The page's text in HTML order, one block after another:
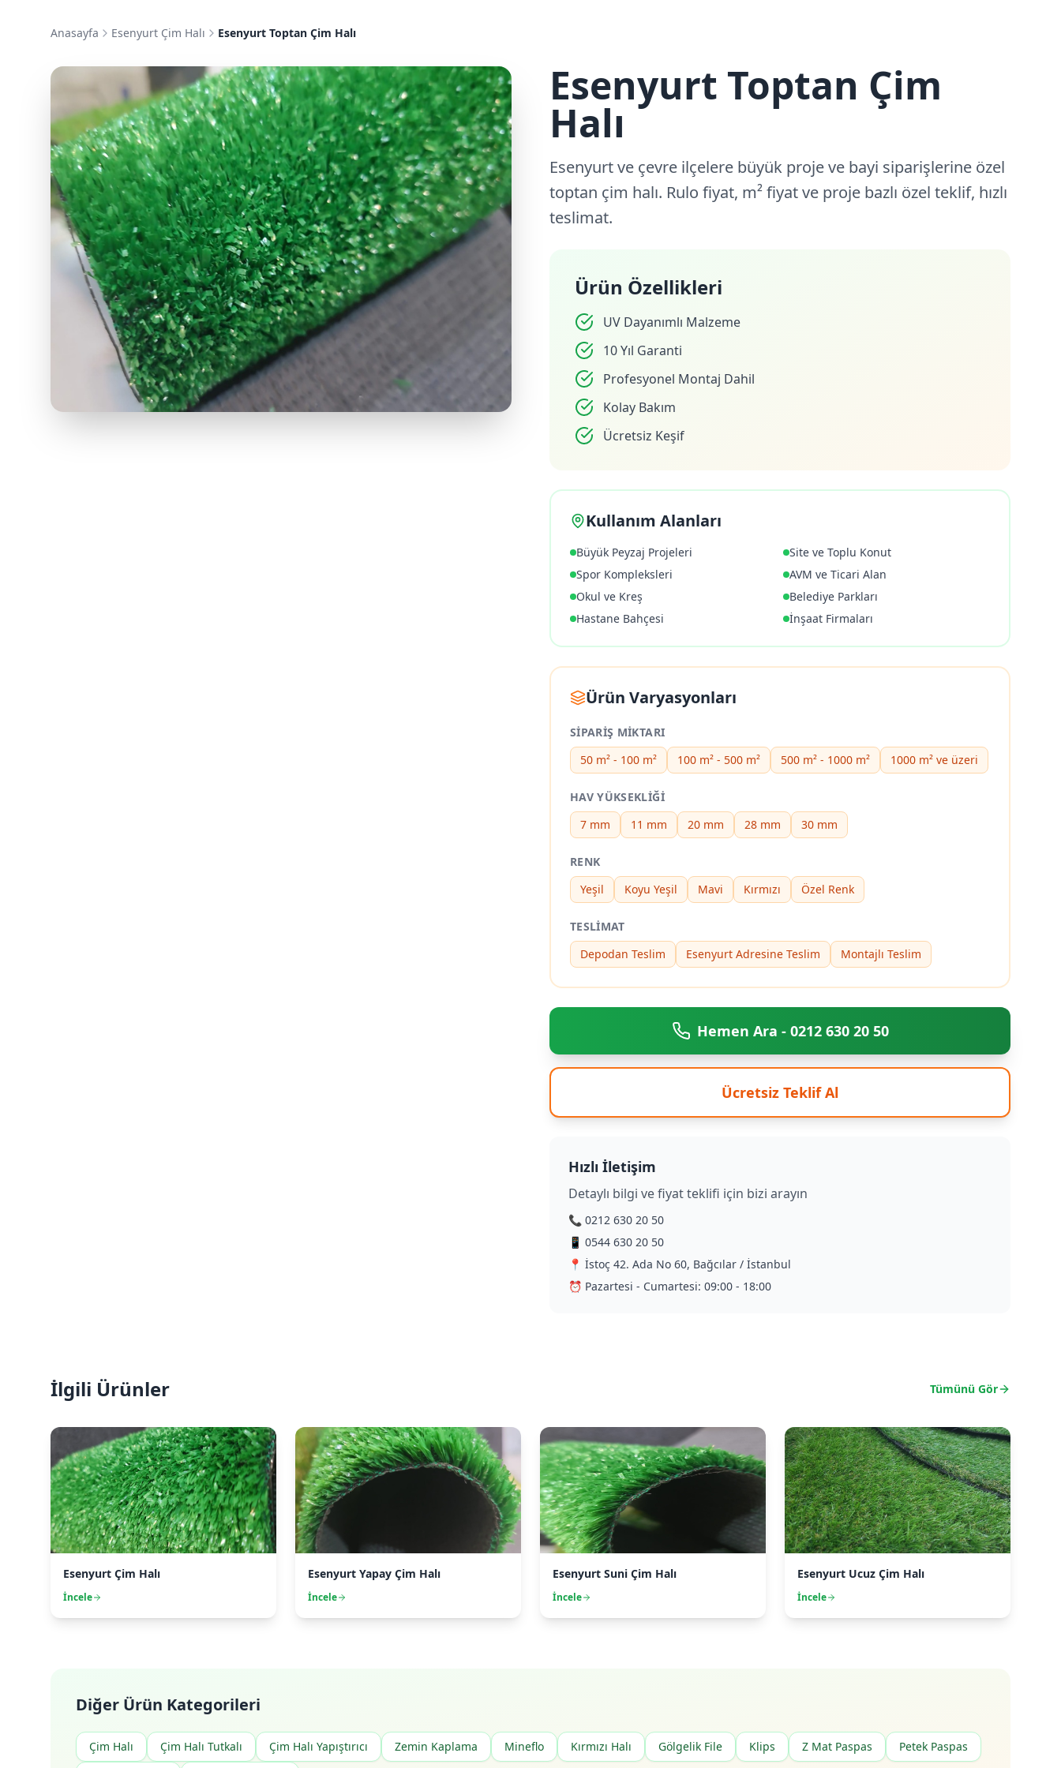
Anasayfa Esenyurt Çim Halı Esenyurt Toptan Çim Halı
Esenyurt Toptan Çim
Halı
Esenyurt ve çevre ilçelere büyük proje ve bayi siparişlerine özel
toptan çim halı. Rulo fiyat, m² fiyat ve proje bazlı özel teklif, hızlı
teslimat.
Ürün Özellikleri
UV Dayanımlı Malzeme
10 Yıl Garanti
Profesyonel Montaj Dahil
Kolay Bakım
Ücretsiz Keşif
Kullanım Alanları
Büyük Peyzaj Projeleri
Site ve Toplu Konut
Spor Kompleksleri
AVM ve Ticari Alan
Okul ve Kreş
Belediye Parkları
Hastane Bahçesi
İnşaat Firmaları
Ürün Varyasyonları
SIPARIŞ MIKTARI
50 m² - 100 m²
100 m² - 500 m² 500 m² - 1000 m² 1000 m² ve üzeri
HAV YÜKSEKLIĞI
7 mm
11 mm 20 mm 28 mm 30 mm
RENK
Yeşil
Koyu Yeşil Mavi Kırmızı Özel Renk
TESLIMAT
Depodan Teslim
Esenyurt Adresine Teslim Montajlı Teslim
Hemen Ara - 0212 630 20 50
Ücretsiz Teklif Al
Hızlı İletişim
Detaylı bilgi ve fiyat teklifi için bizi arayın
📞 0212 630 20 50
📱 0544 630 20 50
📍 İstoç 42. Ada No 60, Bağcılar / İstanbul
⏰ Pazartesi - Cumartesi: 09:00 - 18:00
İlgili Ürünler Tümünü Gör
Esenyurt Çim Halı
İncele
Esenyurt Yapay Çim Halı
İncele
Esenyurt Suni Çim Halı
İncele
Esenyurt Ucuz Çim Halı
İncele
Diğer Ürün Kategorileri
Çim Halı Çim Halı Tutkalı Çim Halı Yapıştırıcı Zemin Kaplama Mineflo Kırmızı Halı Gölgelik File Klips Z Mat Paspas Petek Paspas